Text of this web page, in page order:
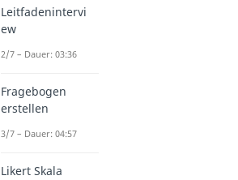
Leitfadenintervi
ew
2/7 – Dauer: 03:36
Fragebogen
erstellen
3/7 – Dauer: 04:57
Likert Skala